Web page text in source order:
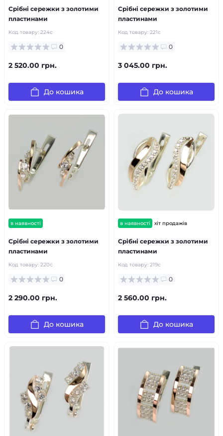
Срібні сережки з золотими
пластинами
Код товару: 224с
0
2 520.00 грн.
До кошика
Срібні сережки з золотими
пластинами
Код товару: 221с
0
3 045.00 грн.
До кошика
в наявності
Срібні сережки з золотими
пластинами
Код товару: 220с
0
2 290.00 грн.
До кошика
в наявності хіт продажів
Срібні сережки з золотими
пластинами
Код товару: 219с
0
2 560.00 грн.
До кошика